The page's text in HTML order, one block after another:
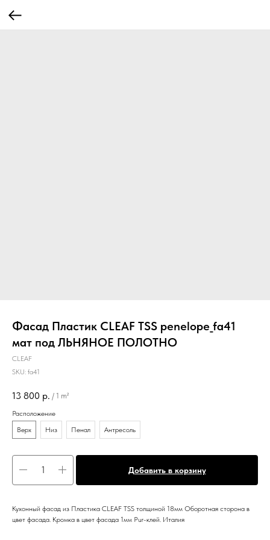
Фасад Пластик CLEAF TSS penelope_fa41
мат под ЛЬНЯНОЕ ПОЛОТНО
CLEAF
SKU: fa41
13 800 р. / 1 m²
Расположение
Верх
Низ Пенал Антресоль
Добавить в корзину
Кухонный фасад из Пластика CLEAF TSS толщиной 18мм Оборотная сторона в
цвет фасада. Кромка в цвет фасада 1мм Pur-клей. Италия